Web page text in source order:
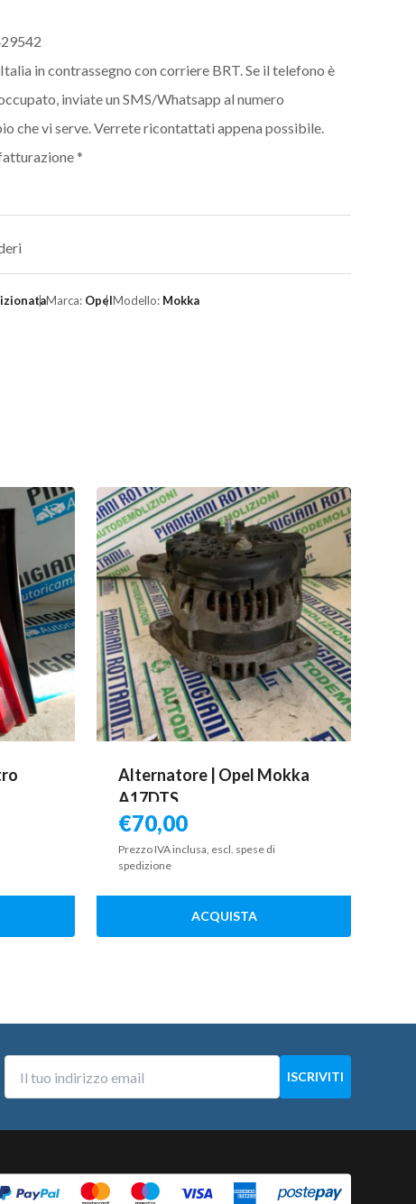
in contrassegno con corriere BRT. Se il telefono è
inviate un SMS/Whatsapp al numero
che vi serve. Verrete ricontattati appena possibile.
*
Marca: OpelModello: Mokka
Alternatore | Opel Mokka
A17DTS
€70,00
Prezzo IVA inclusa, escl. spese di
spedizione
ACQUISTA